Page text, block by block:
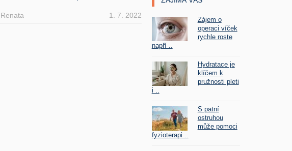
Renata 1. 7. 2022
Zájem o
operaci víček
rychle roste
napří ..
Hydratace je
klíčem k
pružnosti pleti
i ..
S patní
ostruhou
může pomoci
fyzioterapi ..